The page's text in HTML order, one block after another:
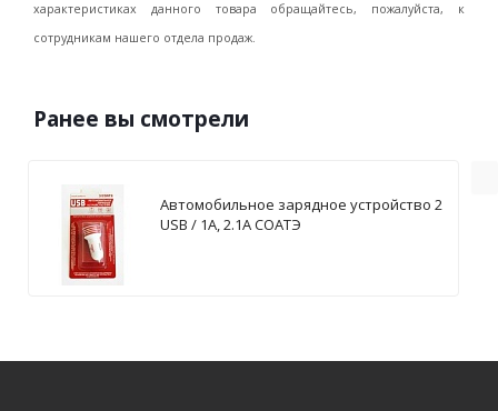
характеристиках данного товара обращайтесь, пожалуйста, к
сотрудникам нашего отдела продаж.
Ранее вы смотрели
Автомобильное зарядное устройство 2
USB / 1А, 2.1А СОАТЭ